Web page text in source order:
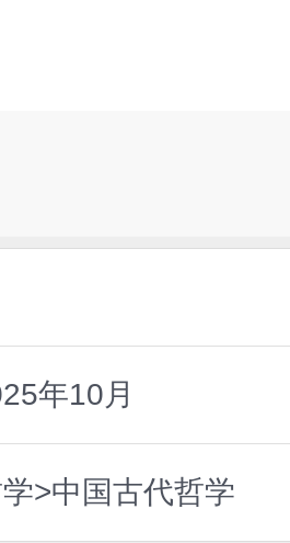
年10月
>中国古代哲学